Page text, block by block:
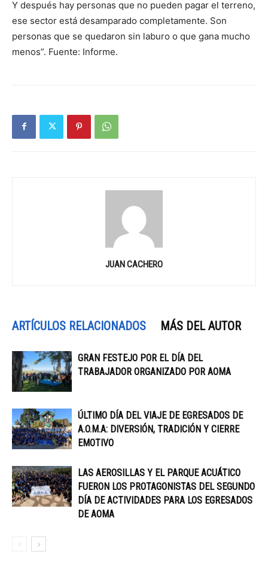
Y después hay personas que no pueden pagar el terreno,
ese sector está desamparado completamente. Son
personas que se quedaron sin laburo o que gana mucho
menos”. Fuente: Informe.
JUAN CACHERO
ARTÍCULOS RELACIONADOS MÁS DEL AUTOR
GRAN FESTEJO POR EL DÍA DEL
TRABAJADOR ORGANIZADO POR AOMA
ÚLTIMO DÍA DEL VIAJE DE EGRESADOS DE
A.O.M.A: DIVERSIÓN, TRADICIÓN Y CIERRE
EMOTIVO
LAS AEROSILLAS Y EL PARQUE ACUÁTICO
FUERON LOS PROTAGONISTAS DEL SEGUNDO
DÍA DE ACTIVIDADES PARA LOS EGRESADOS
DE AOMA